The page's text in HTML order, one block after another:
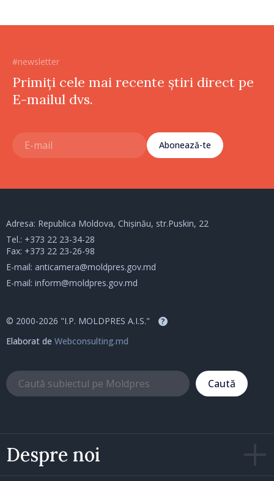
#newsletter
Primiți cele mai recente știri direct pe
E-mailul dvs.
Abonează-te
Despre noi
Adresa: Republica Moldova, Chișinău, str.Puskin, 22
Tel.: +373 22 23-34-28
Fax: +373 22 23-26-98
E-mail: anticamera@moldpres.gov.md
E-mail: inform@moldpres.gov.md
© 2000-2026 "I.P. MOLDPRES A.I.S." ?
Elaborat de Webconsulting.md
Caută